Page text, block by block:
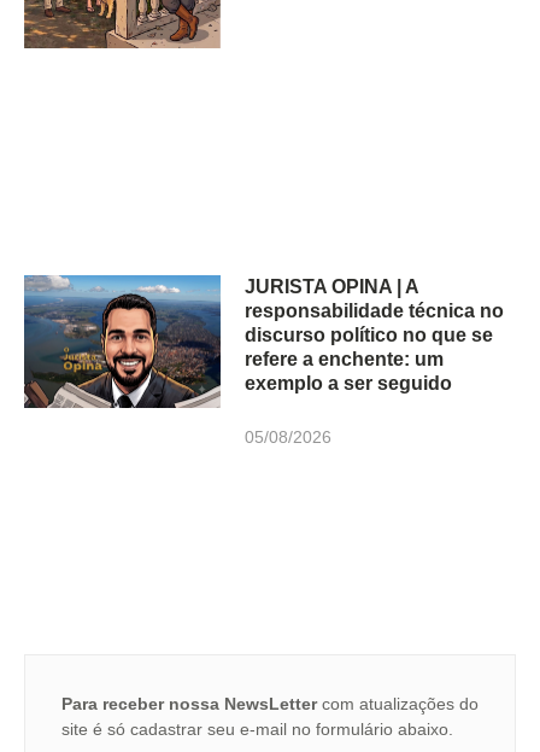
JURISTA OPINA | A
responsabilidade técnica no
discurso político no que se
refere a enchente: um
exemplo a ser seguido
05/08/2026
Para receber nossa NewsLettercom atualizações do
site é só cadastrar seu e-mail no formulário abaixo.